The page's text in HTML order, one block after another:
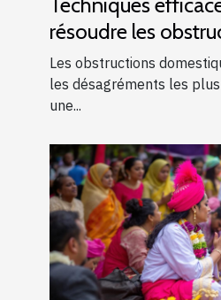
résoudre les
domestiques
Les obstructions
les désagréments les
une...